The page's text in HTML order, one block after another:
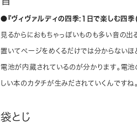
●『ヴィヴァルディの四季:1日で楽しむ四季(
見るからにおもちゃっぽいものも多い音の出
置いてページをめくるだけでは分からないほ
電池が内蔵されているのが分かります。電
しい本のカタチが生みだされていくんですね
袋とじ